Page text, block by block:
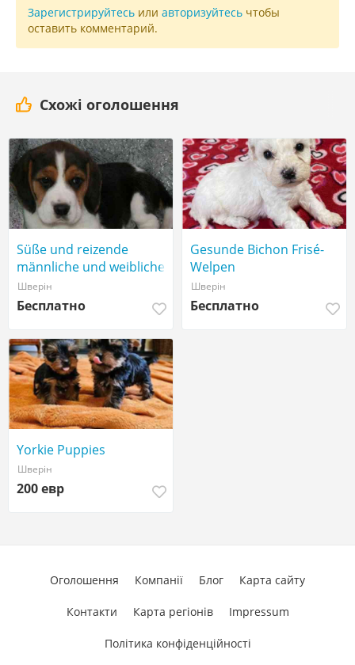
Зарегистрируйтесь или авторизуйтесь чтобы
оставить комментарий.
Схожі оголошення
Süße und reizende
männliche und weibliche
Beagle-Welpen,
Шверін
Бесплатно
Gesunde Bichon Frisé-
Welpen
Шверін
Бесплатно
Yorkie Puppies
Шверін
200 евр
Оголошення Компанії Блог Карта сайту
Контакти Карта регіонів Impressum
Політика конфіденційності